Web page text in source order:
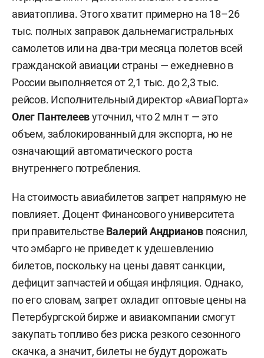
авиатоплива. Этого хватит примерно на 18–26
тыс. полных заправок дальнемагистральных
самолетов или на два-три месяца полетов всей
гражданской авиации страны — ежедневно в
России выполняется от 2,1 тыс. до 2,3 тыс.
рейсов. Исполнительный директор «АвиаПорта»
Олег Пантелеевуточнил, что 2 млн т — это
объем, заблокированный для экспорта, но не
означающий автоматического роста
внутреннего потребления.
На стоимость авиабилетов запрет напрямую не
повлияет. Доцент Финансового университета
при правительстве Валерий Андрианов пояснил,
что эмбарго не приведет к удешевлению
билетов, поскольку на цены давят санкции,
дефицит запчастей и общая инфляция. Однако,
по его словам, запрет охладит оптовые цены на
Петербургской бирже и авиакомпании смогут
закупать топливо без риска резкого сезонного
скачка, а значит, билеты не будут дорожать